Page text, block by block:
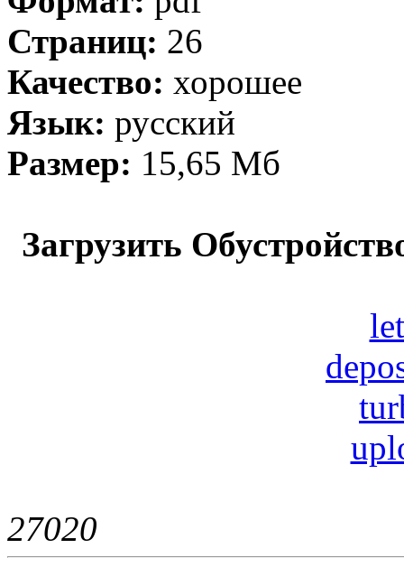
Страниц: 26
Качество: хорошее
Язык: русский
Размер: 15,65 Мб
Загрузить
27020